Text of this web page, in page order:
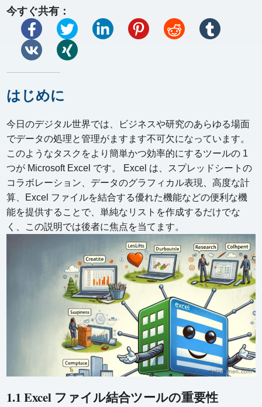
今すぐ共有：
はじめに
今日のデジタル世界では、ビジネスや研究のあらゆる場面
でデータの処理と管理がますます不可欠になっています。
このようなタスクをより簡単かつ効率的にするツールの 1
つが Microsoft Excel です。 Excel は、スプレッドシートの
コラボレーション、データのグラフィカル表現、高度な計
算、Excel ファイルを結合する優れた機能などの便利な機
能を提供することで、単純なリストを作成するだけでな
く、この説明では後者に焦点を当てます。
1.1 Excel ファイル結合ツールの重要性